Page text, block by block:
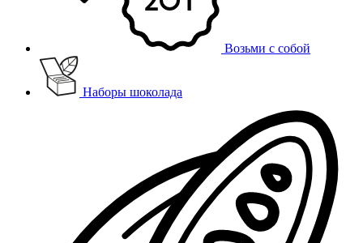
Возьми с собой
Наборы шоколада